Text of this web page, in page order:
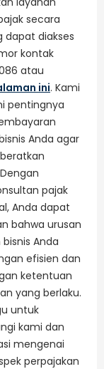
secara
dapat diakses
kontak
atau
ini. Kami
pentingnya
Anda agar
pajak
Anda dapat
bahwa urusan
Anda
efisien dan
ketentuan
yang berlaku.
untuk
kami dan
mengenai
perpajakan